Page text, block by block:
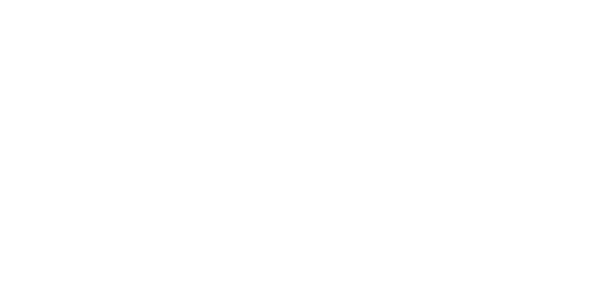
do veículo à data do ocorrido, não podendo este ser inferior a R$2.500,00 (dois mil e quinhentos reais);
Fipe do veículo à data do ocorrido, não podendo este ser inferior a R$3.500,00 (três mil e quinhentos reais);